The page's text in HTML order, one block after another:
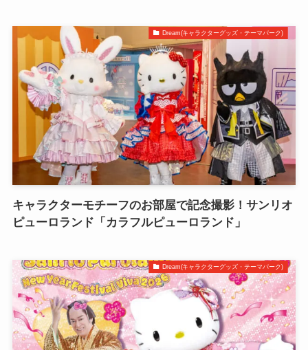
Dream(キャラクターグッズ・テーマパーク)
キャラクターモチーフのお部屋で記念撮影！サンリオ
ピューロランド「カラフルピューロランド」
Dream(キャラクターグッズ・テーマパーク)